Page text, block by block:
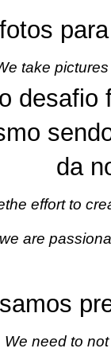
take
da
effort to
are
We need to